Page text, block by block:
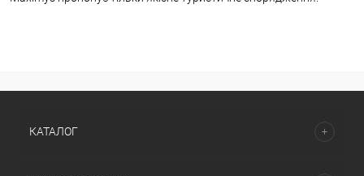
КАТАЛОГ